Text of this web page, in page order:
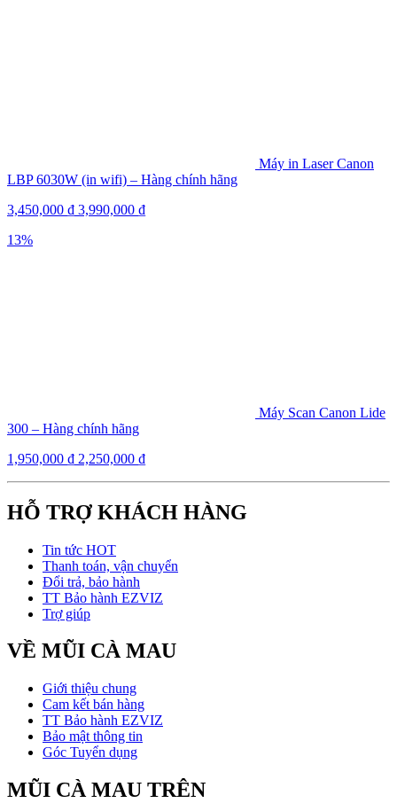
Máy in Laser Canon
LBP 6030W (in wifi) – Hàng chính hãng
3,450,000 ₫ 3,990,000 ₫
13%
Máy Scan Canon Lide
300 – Hàng chính hãng
1,950,000 ₫ 2,250,000 ₫
HỖ TRỢ KHÁCH HÀNG
Tin tức HOT
Thanh toán, vận chuyển
Đổi trả, bảo hành
TT Bảo hành EZVIZ
Trợ giúp
VỀ MŨI CÀ MAU
Giới thiệu chung
Cam kết bán hàng
TT Bảo hành EZVIZ
Bảo mật thông tin
Góc Tuyển dụng
MŨI CÀ MAU TRÊN